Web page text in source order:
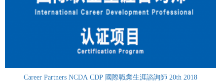
Career Partners NCDA CDP 國際職業生涯諮詢師 20th 2018